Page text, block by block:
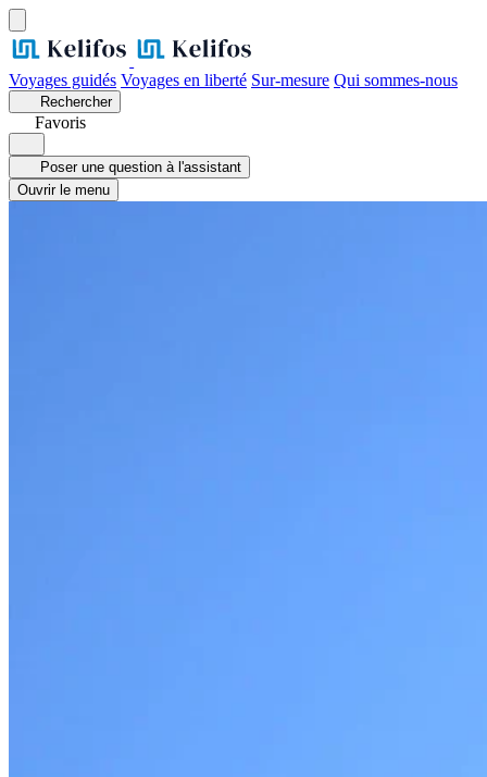
Voyages guidés Voyages en liberté Sur-mesure Qui sommes-nous
Rechercher
Favoris
Poser une question à l'assistant
Ouvrir le menu